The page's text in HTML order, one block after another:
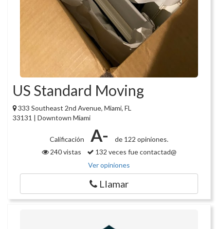
US Standard Moving
333 Southeast 2nd Avenue, Miami, FL
33131 | Downtown Miami
Calificación A-
de 122 opiniones.
240 vistas
132 veces fue contactad@
Ver opiniones
Llamar